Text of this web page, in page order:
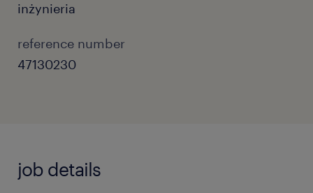
inżynieria
reference number
47130230
job details